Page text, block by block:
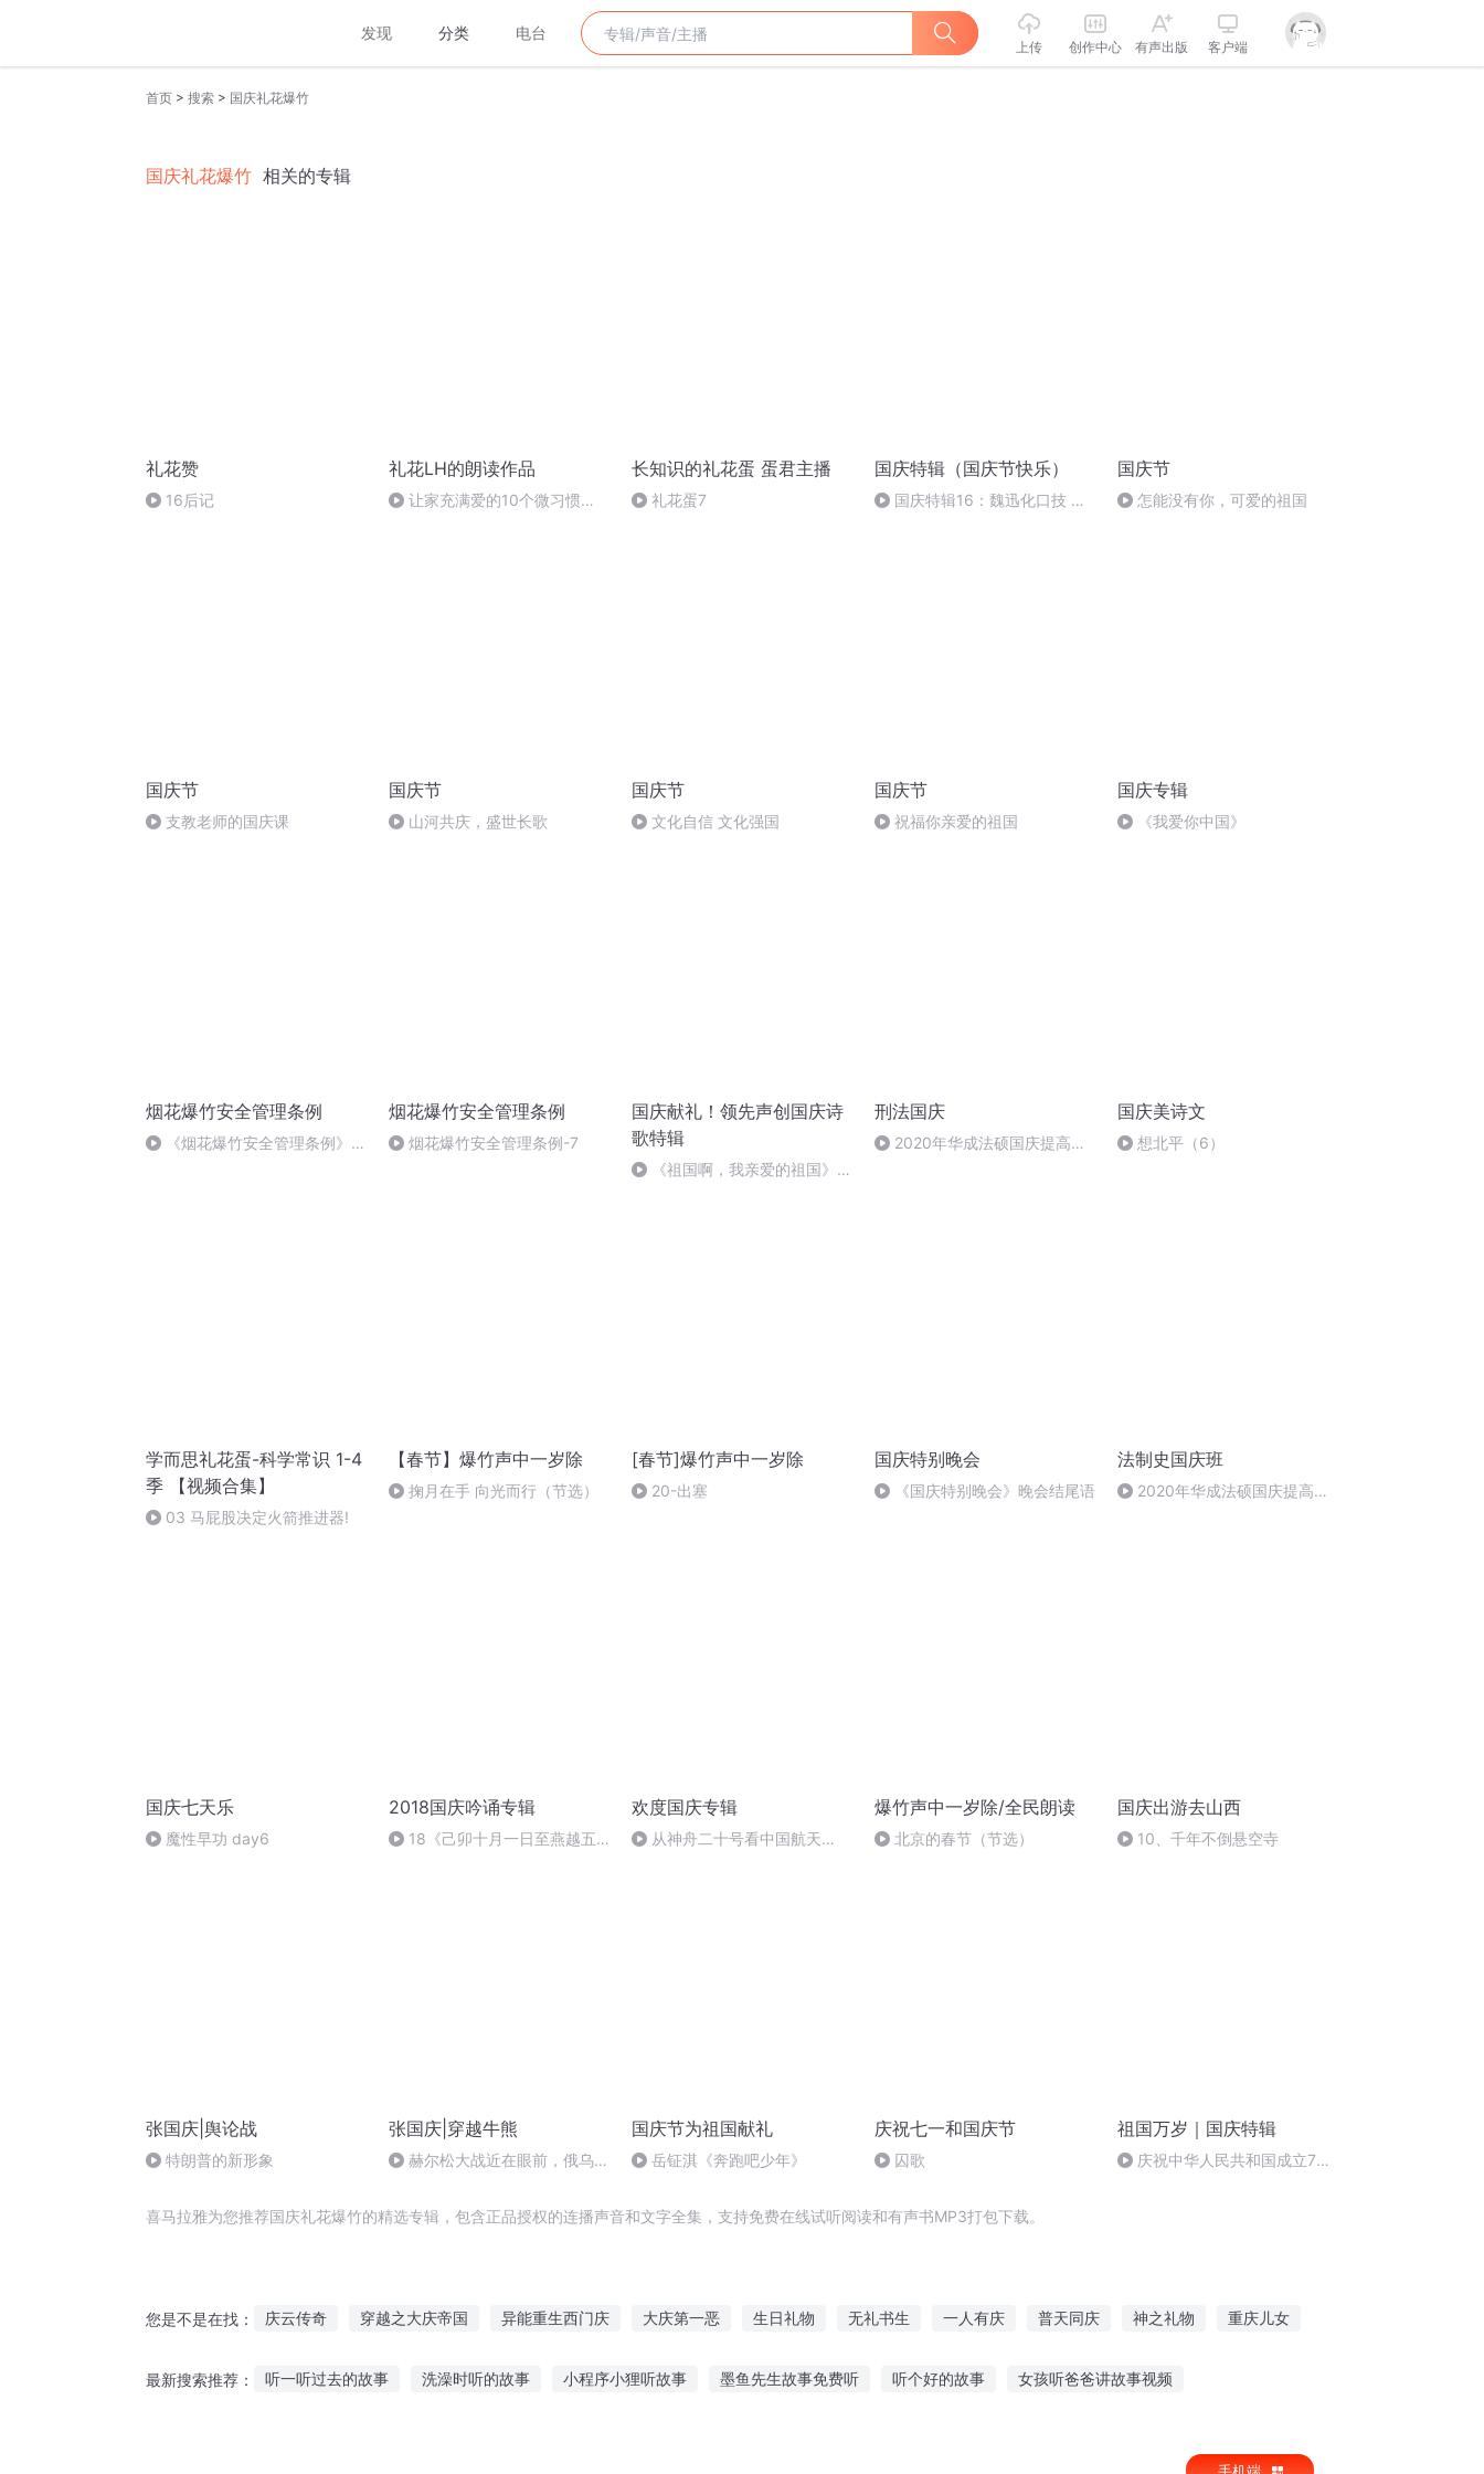
发现 分类 电台
上传 创作中心 有声出版 客户端
首页 > 搜索 > 国庆礼花爆竹
国庆礼花爆竹 相关的专辑
礼花赞
16后记
礼花LH的朗读作品
让家充满爱的10个微习惯
长知识的礼花蛋 蛋君主播
礼花蛋7
国庆特辑（国庆节快乐）
国庆特辑16：魏迅化口技 二
国庆节
怎能没有你，可爱的祖国
国庆节
支教老师的国庆课
国庆节
山河共庆，盛世长歌
国庆节
文化自信 文化强国
国庆节
祝福你亲爱的祖国
国庆专辑
《我爱你中国》
烟花爆竹安全管理条例
《烟花爆竹安全管理条例》第
烟花爆竹安全管理条例
烟花爆竹安全管理条例-7
国庆献礼！领先声创国庆诗
歌特辑
《祖国啊，我亲爱的祖国》温
刑法国庆
2020年华成法硕国庆提高班
国庆美诗文
想北平（6）
学而思礼花蛋-科学常识 1-4
季 【视频合集】
03 马屁股决定火箭推进器!
【春节】爆竹声中一岁除
掬月在手 向光而行（节选）
[春节]爆竹声中一岁除
20-出塞
国庆特别晚会
《国庆特别晚会》晚会结尾语
法制史国庆班
2020年华成法硕国庆提高班
国庆七天乐
魔性早功 day6
2018国庆吟诵专辑
18《己卯十月一日至燕越五
欢度国庆专辑
从神舟二十号看中国航天
爆竹声中一岁除/全民朗读
北京的春节（节选）
国庆出游去山西
10、千年不倒悬空寺
张国庆|舆论战
特朗普的新形象
张国庆|穿越牛熊
赫尔松大战近在眼前，俄乌冲
国庆节为祖国献礼
岳钲淇《奔跑吧少年》
庆祝七一和国庆节
囚歌
祖国万岁｜国庆特辑
庆祝中华人民共和国成立73
喜马拉雅为您推荐国庆礼花爆竹的精选专辑，包含正品授权的连播声音和文字全集，支持免费在线试听阅读和有声书MP3打包下载。
您是不是在找： 庆云传奇 穿越之大庆帝国 异能重生西门庆 大庆第一恶 生日礼物 无礼书生 一人有庆 普天同庆 神之礼物 重庆儿女
最新搜索推荐： 听一听过去的故事 洗澡时听的故事 小程序小狸听故事 墨鱼先生故事免费听 听个好的故事 女孩听爸爸讲故事视频